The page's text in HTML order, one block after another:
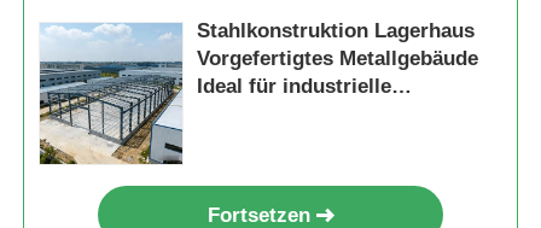
Stahlkonstruktion Lagerhaus
Vorgefertigtes Metallgebäude
Ideal für industrielle
Fortsetzen